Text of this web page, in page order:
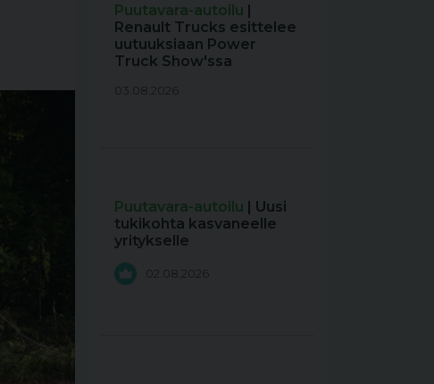
Puutavara-autoilu |
Renault Trucks esittelee
uutuuksiaan Power
Truck Show'ssa
03.08.2026
Puutavara-autoilu | Uusi
tukikohta kasvaneelle
yritykselle
02.08.2026